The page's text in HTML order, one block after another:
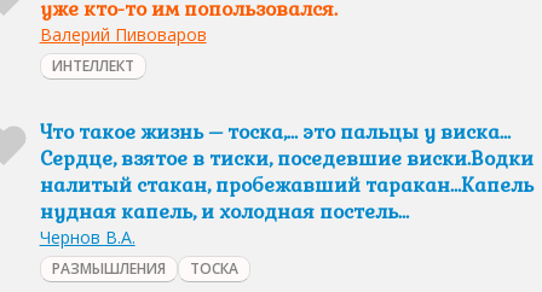
уже кто-то им попользовался.
Валерий Пивоваров
ИНТЕЛЛЕКТ
Что такое жизнь – тоска,… это пальцы у виска…
Сердце, взятое в тиски, поседевшие виски.Водки
налитый стакан, пробежавший таракан…Капель
нудная капель, и холодная постель…
Чернов В.А.
РАЗМЫШЛЕНИЯ ТОСКА